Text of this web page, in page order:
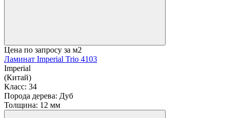
Цена по запросу за м2
Ламинат Imperial Trio 4103
Imperial
(Китай)
Класс: 34
Порода дерева: Дуб
Толщина: 12 мм